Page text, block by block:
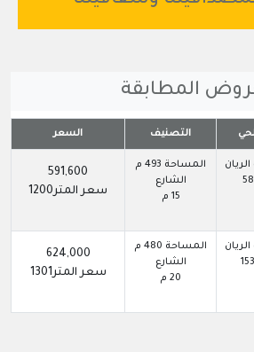
المطابقة
التصنيف السعر
الريان
58
المساحة 493 م
الشارع
15 م
591,600
سعر المتر1200
الريان
153
المساحة 480 م
الشارع
20 م
624,000
سعر المتر1301